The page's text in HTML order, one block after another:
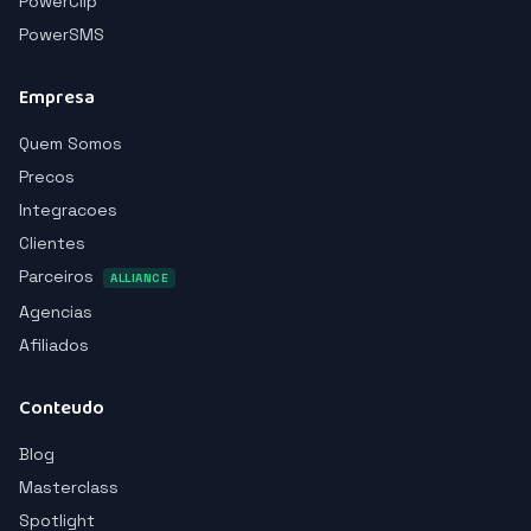
PowerSMS
Empresa
Quem Somos
Precos
Integracoes
Clientes
Parceiros
ALLIANCE
Agencias
Afiliados
Conteudo
Blog
Masterclass
Spotlight